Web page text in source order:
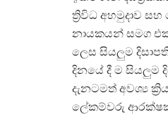
ත්‍රිවිධ අහමුදාව
නායකයන් සමග
ලෙස සියලුම
දිනයේ දී ම සියලුම
දැනටමත් අවශ්‍ය
ලේකම්වරු ආරක්ෂක